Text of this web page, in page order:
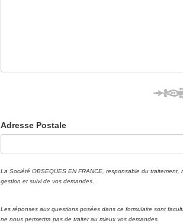
Adresse Postale
La Société OBSEQUES EN FRANCE, responsable du
gestion et suivi de vos demandes
Les réponses aux questions posées dans ce formulaire sont
ne nous permettra pas de traiter au mieux vos demandes.